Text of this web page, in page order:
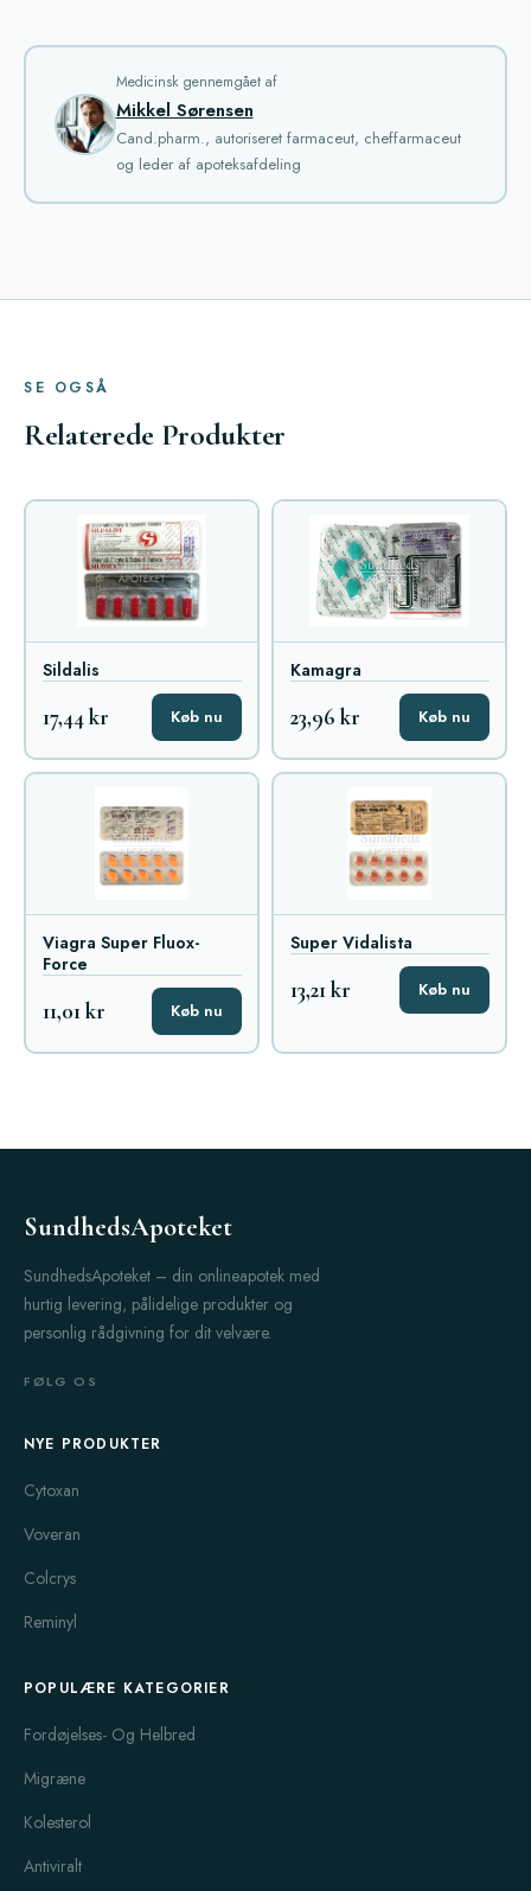
Medicinsk gennemgået af
Mikkel Sørensen
Cand.pharm., autoriseret farmaceut, cheffarmaceut
og leder af apoteksafdeling
SE OGSÅ
Relaterede Produkter
Sildalis
17,44 kr Køb nu
Kamagra
23,96 kr Køb nu
Viagra Super Fluox-
Force
11,01 kr Køb nu
Super Vidalista
13,21 kr Køb nu
SundhedsApoteket
SundhedsApoteket – din onlineapotek med
hurtig levering, pålidelige produkter og
personlig rådgivning for dit velvære.
FØLG OS
NYE PRODUKTER
Cytoxan
Voveran
Colcrys
Reminyl
POPULÆRE KATEGORIER
Fordøjelses- Og Helbred
Migræne
Kolesterol
Antiviralt